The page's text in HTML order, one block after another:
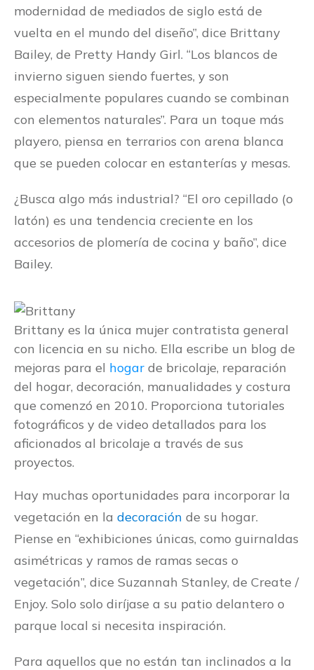
modernidad de mediados de siglo está de
vuelta en el mundo del diseño”, dice Brittany
Bailey, de Pretty Handy Girl. “Los blancos de
invierno siguen siendo fuertes, y son
especialmente populares cuando se combinan
con elementos naturales”. Para un toque más
playero, piensa en terrarios con arena blanca
que se pueden colocar en estanterías y mesas.
¿Busca algo más industrial? “El oro cepillado (o
latón) es una tendencia creciente en los
accesorios de plomería de cocina y baño”, dice
Bailey.
Brittany es la única mujer contratista general
con licencia en su nicho. Ella escribe un blog de
mejoras para el hogar de bricolaje, reparación
del hogar, decoración, manualidades y costura
que comenzó en 2010. Proporciona tutoriales
fotográficos y de video detallados para los
aficionados al bricolaje a través de sus
proyectos.
Hay muchas oportunidades para incorporar la
vegetación en la decoración de su hogar.
Piense en “exhibiciones únicas, como guirnaldas
asimétricas y ramos de ramas secas o
vegetación”, dice Suzannah Stanley, de Create /
Enjoy. Solo solo diríjase a su patio delantero o
parque local si necesita inspiración.
Para aquellos que no están tan inclinados a la